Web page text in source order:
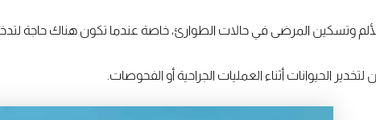
وتسكين المرضى في حالات الطوارئ، خاصة عندما تكون هناك حاجة
الحيوانات أثناء العمليات الجراحية أو الفحوصات.